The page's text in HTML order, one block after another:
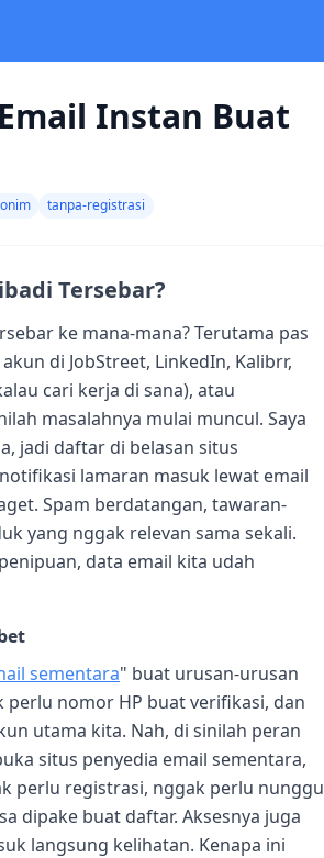
Instan Buat
tanpa-registrasi
Tersebar?
ke mana-mana? Terutama pas
di JobStreet, LinkedIn, Kalibrr,
cari kerja di sana), atau
masalahnya mulai muncul. Saya
jadi daftar di belasan situs
lamaran masuk lewat email
Spam berdatangan, tawaran-
yang nggak relevan sama sekali.
data email kita udah
sementara" buat urusan-urusan
perlu nomor HP buat verifikasi, dan
utama kita. Nah, di sinilah peran
situs penyedia email sementara,
perlu registrasi, nggak perlu nunggu
dipake buat daftar. Aksesnya juga
langsung kelihatan. Kenapa ini